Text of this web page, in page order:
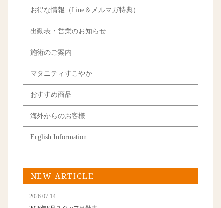
お得な情報（Line＆メルマガ特典）
出勤表・営業のお知らせ
施術のご案内
マタニティすこやか
おすすめ商品
海外からのお客様
English Information
NEW ARTICLE
2026.07.14